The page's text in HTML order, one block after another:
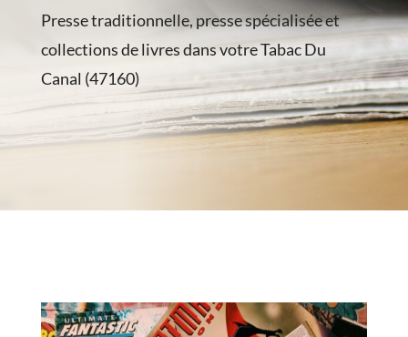
Presse traditionnelle, presse spécialisée et
collections de livres dans votre Tabac Du
Canal (47160)